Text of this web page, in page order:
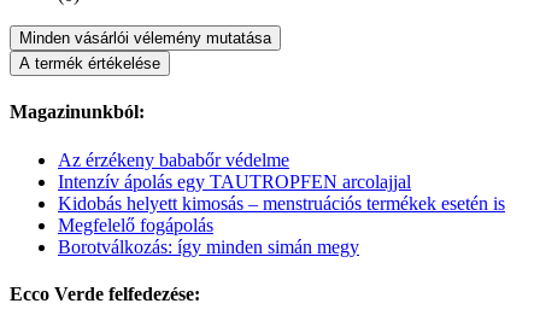
Minden vásárlói vélemény mutatása
A termék értékelése
Magazinunkból:
Az érzékeny bababőr védelme
Intenzív ápolás egy TAUTROPFEN arcolajjal
Kidobás helyett kimosás – menstruációs termékek esetén is
Megfelelő fogápolás
Borotválkozás: így minden simán megy
Ecco Verde felfedezése: